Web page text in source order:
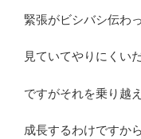
緊張がビシバシ伝わ
見ていてやりにくい
ですがそれを乗り越
成長するわけですか